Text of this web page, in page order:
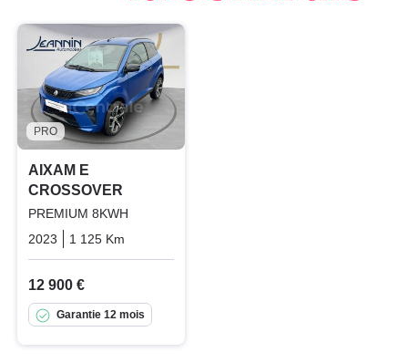
PRO
AIXAM E
CROSSOVER
PREMIUM 8KWH
2023
1 125 Km
12 900 €
Garantie 12 mois